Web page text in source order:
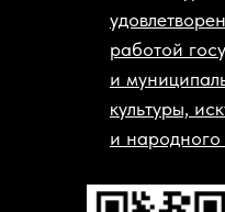
работой
и
культуры,
и народного